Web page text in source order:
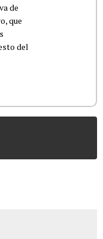
de
que
del